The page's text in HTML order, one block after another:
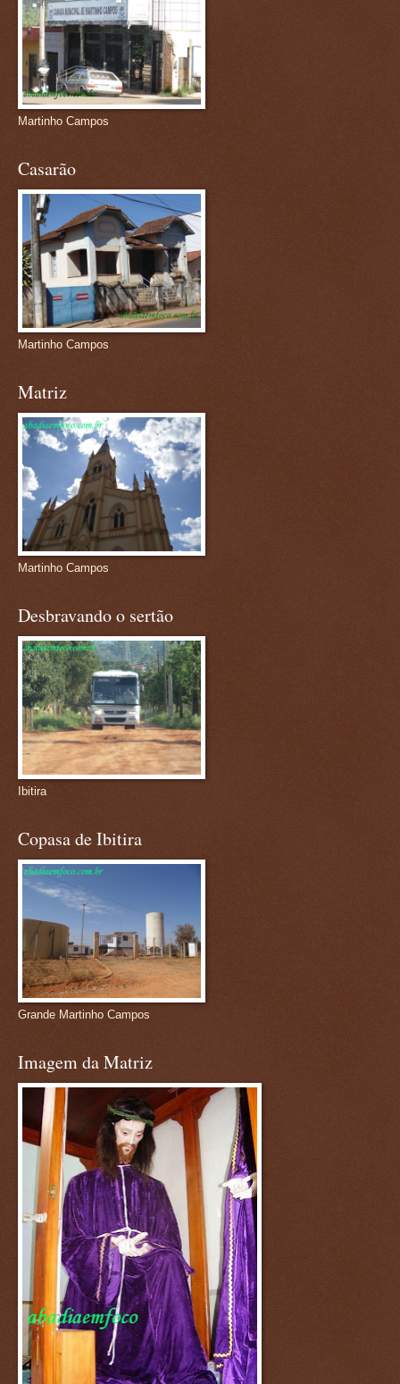
Martinho Campos
Casarão
Martinho Campos
Matriz
Martinho Campos
Desbravando o sertão
Ibitira
Copasa de Ibitira
Grande Martinho Campos
Imagem da Matriz